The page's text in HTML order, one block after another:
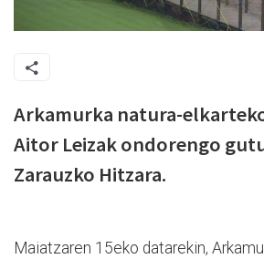
Arkamurka natura-
Aitor Leizak ondorengo
Zarauzko Hitzara.
Maiatzaren 15eko datarekin,